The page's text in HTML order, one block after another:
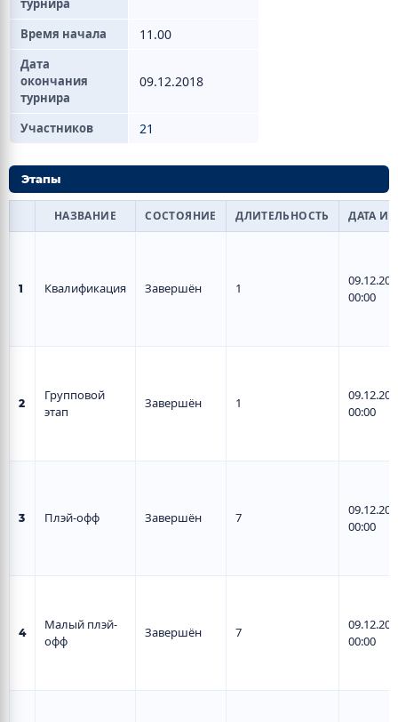
турнира
Время начала 11.00
Дата
окончания
турнира
09.12.2018
Участников 21
Этапы
НАЗВАНИЕ СОСТОЯНИЕ ДЛИТЕЛЬНОСТЬ ДАТА И
1 Квалификация Завершён 1
00:00
2
Групповой
этап
Завершён 1
00:00
3 Плэй-офф Завершён 7
00:00
4
Малый плэй-
офф
Завершён 7
00:00